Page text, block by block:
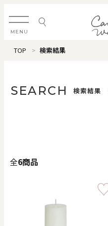
MENU
ログイン・新規会員登録
#タグから探す
TOP 検索結果
SEARCH 検索結果
全6商品